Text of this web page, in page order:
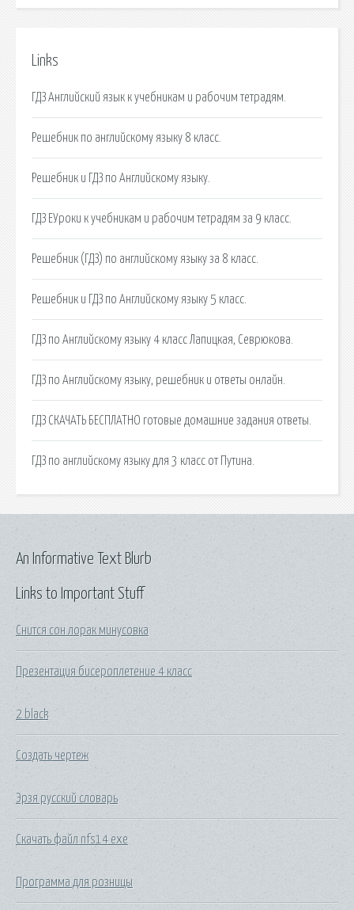
Links
ГДЗ Английский язык к учебникам и рабочим тетрадям.
Решебник по английскому языку 8 класс.
Решебник и ГДЗ по Английскому языку.
ГДЗ ЕУроки к учебникам и рабочим тетрадям за 9 класс.
Решебник (ГДЗ) по английскому языку за 8 класс.
Решебник и ГДЗ по Английскому языку 5 класс.
ГДЗ по Английскому языку 4 класс Лапицкая, Севрюкова.
ГДЗ по Английскому языку, решебник и ответы онлайн.
ГДЗ СКАЧАТЬ БЕСПЛАТНО готовые домашние задания ответы.
ГДЗ по английскому языку для 3 класс от Путина.
Links to Important Stuff
Снится сон лорак минусовка
Презентация бисероплетение 4 класс
2 black
Создать чертеж
Эрзя русский словарь
Скачать файл nfs14 exe
Программа для розницы
An Informative Text Blurb